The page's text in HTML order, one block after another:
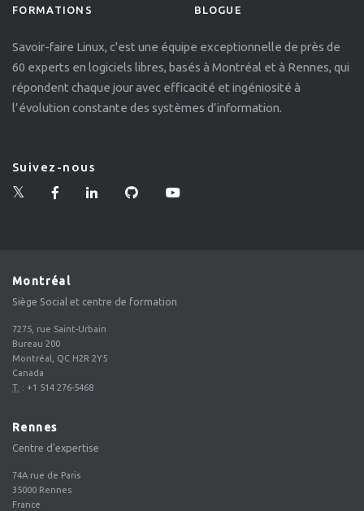
FORMATIONS BLOGUE
Savoir-faire Linux, c'est une équipe exceptionnelle de près de
60 experts en logiciels libres, basés à Montréal et à Rennes, qui
répondent chaque jour avec efficacité et ingéniosité à
l’évolution constante des systèmes d’information.
Suivez-nous
Montréal
Siège Social et centre de formation
7275, rue Saint-Urbain
Bureau 200
Montréal, QC H2R 2Y5
Canada
T. : +1 514 276-5468
Rennes
Centre d'expertise
74A rue de Paris
35000 Rennes
France